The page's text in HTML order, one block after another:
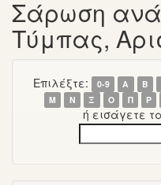
Σάρωση
Τύμπας,
Επιλέξτε: 0-9 Α Β
Μ
Ν Ξ Ο Π Ρ
ή εισάγετε